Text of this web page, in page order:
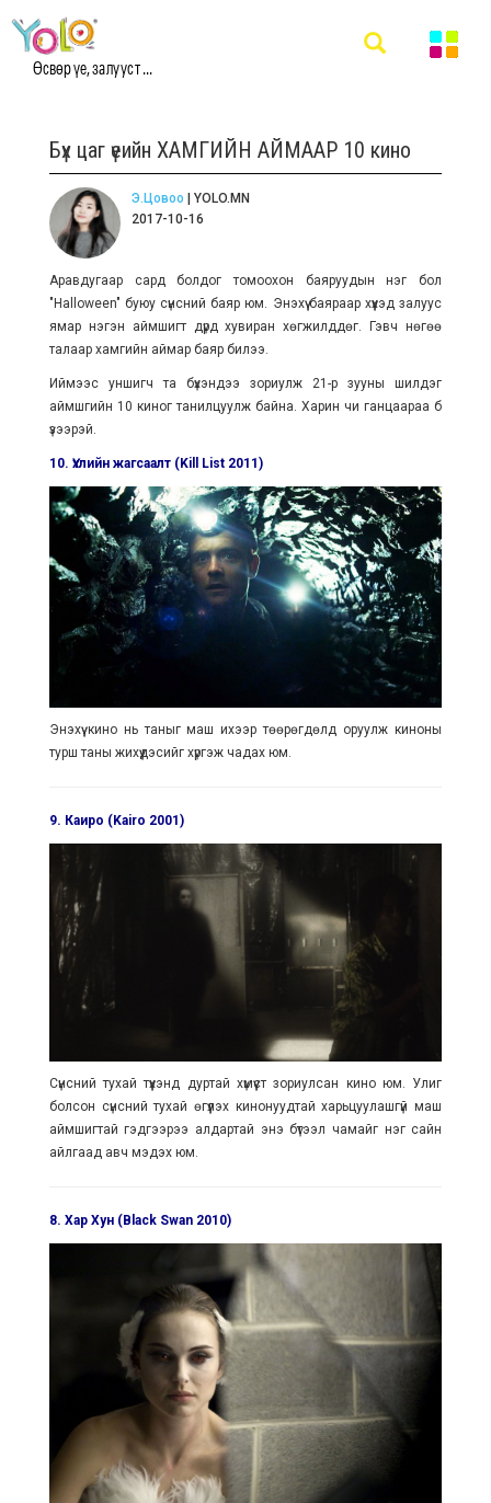
Өсвөр үе, залууст ...
Бүх цаг үеийн ХАМГИЙН АЙМААР 10 кино
Э.Цовоо | YOLO.MN
2017-10-16
Аравдугаар сард болдог томоохон баяруудын нэг бол
"Halloween" буюу сүнсний баяр юм. Энэхүү баяраар хүүхэд залуус
ямар нэгэн аймшигт дүрд хувиран хөгжилддөг. Гэвч нөгөө
талаар хамгийн аймар баяр билээ.
Иймээс уншигч та бүхэндээ зориулж 21-р зууны шилдэг
аймшгийн 10 киног танилцуулж байна. Харин чи ганцаараа бүү
үзээрэй.
10. Үхлийн жагсаалт (Kill List 2011)
Энэхүү кино нь таныг маш ихээр төөрөгдөлд оруулж киноны
турш таны жихүүдэсийг хүргэж чадах юм.
9. Каиро (Kairo 2001)
Сүнсний тухай түүхэнд дуртай хүмүүст зориулсан кино юм. Улиг
болсон сүнсний тухай өгүүлэх кинонуудтай харьцуулашгүй маш
аймшигтай гэдгээрээ алдартай энэ бүтээл чамайг нэг сайн
айлгаад авч мэдэх юм.
8. Хар Хун (Black Swan 2010)